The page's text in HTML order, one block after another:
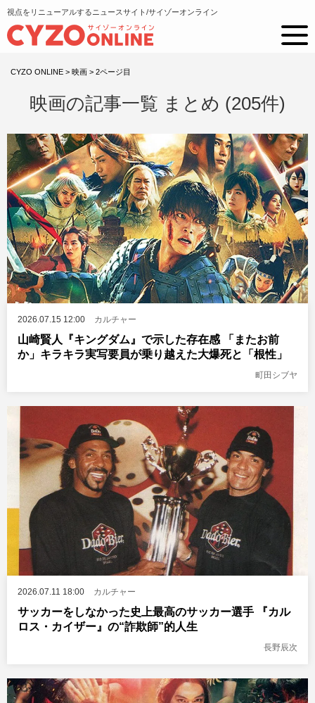
視点をリニューアルするニュースサイト/サイゾーオンライン
CYZO ONLINE > 映画 > 2ページ目
映画の記事一覧 まとめ (205件)
2026.07.15 12:00 カルチャー
山崎賢人『キングダム』で示した存在感 「またお前
か」キラキラ実写要員が乗り越えた大爆死と「根性」
町田シブヤ
2026.07.11 18:00 カルチャー
サッカーをしなかった史上最高のサッカー選手 『カル
ロス・カイザー』の“詐欺師”的人生
長野辰次